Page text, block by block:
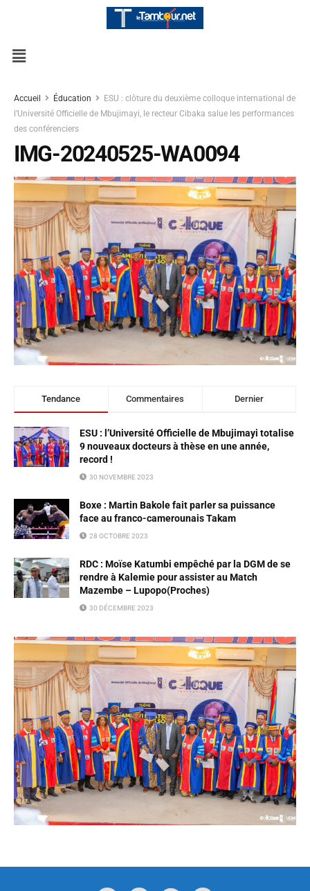
Accueil Éducation
ESU : clôture du deuxième colloque international de
l’Université Officielle de Mbujimayi, le recteur Cibaka salue les performances
des conférenciers
IMG-20240525-WA0094
Tendance Commentaires Dernier
ESU : l’Université Officielle de Mbujimayi totalise
9 nouveaux docteurs à thèse en une année,
record !
30 NOVEMBRE 2023
Boxe : Martin Bakole fait parler sa puissance
face au franco-camerounais Takam
28 OCTOBRE 2023
RDC : Moïse Katumbi empêché par la DGM de se
rendre à Kalemie pour assister au Match
Mazembe – Lupopo(Proches)
30 DÉCEMBRE 2023